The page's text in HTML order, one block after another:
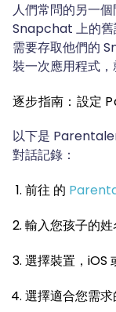
人們常問的另一
Snapchat 上的
需要存取他們的
裝一次應用程式，
逐步指南：設定
以下是
對話記錄：
前往 的
輸入您孩子的姓
選擇裝置，iOS
選擇適合您需求